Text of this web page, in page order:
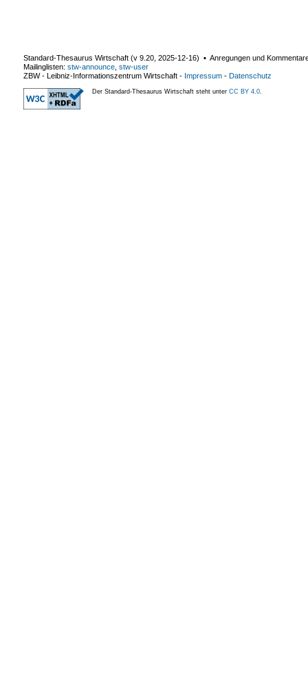
Standard-Thesaurus Wirtschaft (v 9.20 2025-12-16) ▪ Anregungen und
Mailinglisten: stw-announce stw-user
ZBW - Leibniz-Informationszentrum Wirtschaft - Impressum - Datenschutz
Der Standard-Thesaurus Wirtschaft steht unter CC BY 4.0